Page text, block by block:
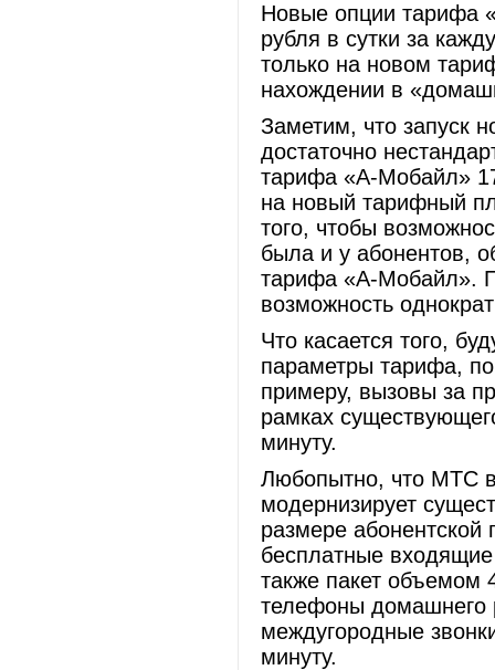
Новые опции тарифа
рубля в сутки за
только на новом
нахождении в
Заметим, что запуск
достаточно
тарифа «А-Мобайл»
на новый тарифный
того, чтобы
была и у абонентов,
тарифа «А-Мобайл».
возможность
Что касается того,
параметры тарифа,
примеру, вызовы за
рамках
минуту.
Любопытно, что МТС в
модернизирует
размере
бесплатные
также пакет объемом
телефоны домашнего
междугородные
минуту.